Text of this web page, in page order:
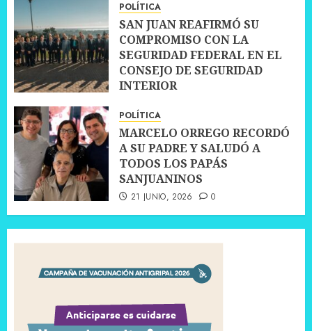
POLÍTICA
SAN JUAN REAFIRMÓ SU
COMPROMISO CON LA
SEGURIDAD FEDERAL EN EL
CONSEJO DE SEGURIDAD
INTERIOR
POLÍTICA
MARCELO ORREGO RECORDÓ
A SU PADRE Y SALUDÓ A
TODOS LOS PAPÁS
SANJUANINOS
21 JUNIO, 2026 0